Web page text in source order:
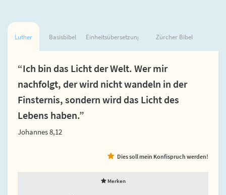
Luther Basisbibel Einheitsübersetzung Zürcher Bibel
“Ich bin das Licht der Welt. Wer mir
nachfolgt, der wird nicht wandeln in der
Finsternis, sondern wird das Licht des
Lebens haben.”
Johannes 8,12
Dies soll mein Konfispruch werden!
Merken